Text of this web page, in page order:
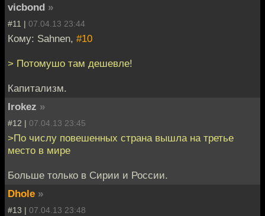
vicbond »
#11 | 07.04.13 23:44
Кому: Sahnen, #10
> Потомушо там дешевле!
Капитализм.
Irokez »
#12 | 07.04.13 23:45
>По числу повешенных страна вышла на третье
место в мире
Больше только в Сирии и России.
Dhole »
#13 | 07.04.13 23:48